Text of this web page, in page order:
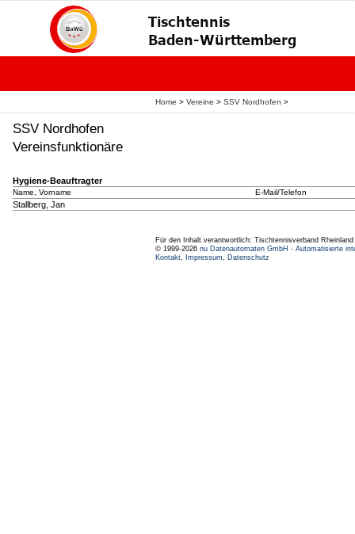
Home > Vereine > SSV Nordhofen >
SSV Nordhofen
Vereinsfunktionäre
Hygiene-Beauftragter
Name, Vorname E-Mail/Telefon
Stallberg, Jan
Für den Inhalt verantwortlich: Tischtennisverband
© 1999-2026 nu Datenautomaten GmbH - Automatisierte
Kontakt, Impressum, Datenschutz